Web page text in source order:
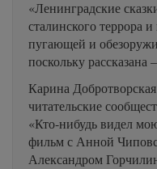
«Ленинградские
сталинского террора
пугающей и
поскольку рассказана
Карина
читательские
«Кто-нибудь видел
фильм с Анной
Александром